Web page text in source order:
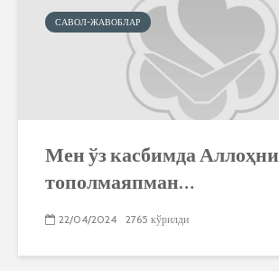
САВОЛ-ЖАВОБЛАР
Мен ўз касбимда Аллоҳни
тополмаяпман…
22/04/2024 2765 кўрилди